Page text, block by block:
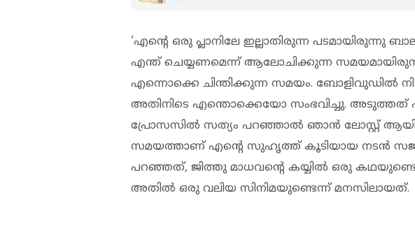
'എന്റെ ഒരു പ്ലാനിലേ ഇല്ലാതിരുന്ന പടമായിരുന്നു
എന്ത് ചെയ്യണമെന്ന് ആലോചിക്കുന്ന
എന്നൊക്കെ ചിന്തിക്കുന്ന സമയം. ബോളിവുഡില്‍
അതിനിടെ എന്തൊക്കെയോ സംഭവിച്ചു. അടുത്തത്
പ്രോസസില്‍ സത്യം പറഞ്ഞാല്‍ ഞാന്‍ ലോസ്റ്റ്
സമയത്താണ് എന്റെ സുഹൃത്ത് കൂടിയായ നടന്‍
പറഞ്ഞത്, ജിത്തു മാധവന്റെ കയ്യില്‍ ഒരു
അതില്‍ ഒരു വലിയ സിനിമയുണ്ടെന്ന് മനസിലായത്.